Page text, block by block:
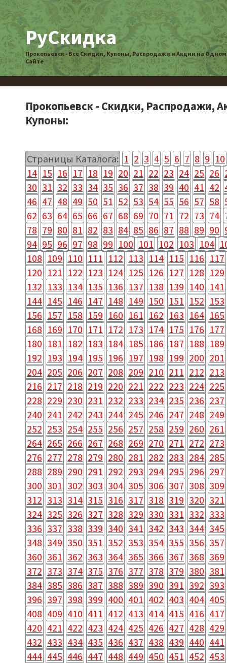
РуСкидка
Прокопьевск - Все Скидки, Купоны, Распродажи и Акции на Одном
Сайте
Прокопьевск - Скидки, Распродажи,
Купоны:
Страницы Каталога: 1 2 3 4 5 6 7 8 9 10
14 15 16 17 18 19 20 21 22 23 24 25 26
30 31 32 33 34 35 36 37 38 39 40 41 42
46 47 48 49 50 51 52 53 54 55 56 57 58
62 63 64 65 66 67 68 69 70 71 72 73 74
78 79 80 81 82 83 84 85 86 87 88 89 90
94 95 96 97 98 99 100 101 102 103 104
108 109 110 111 112 113 114 115 116 117
120 121 122 123 124 125 126 127 128 129
132 133 134 135 136 137 138 139 140 141
144 145 146 147 148 149 150 151 152 153
156 157 158 159 160 161 162 163 164 165
168 169 170 171 172 173 174 175 176 177
180 181 182 183 184 185 186 187 188 189
192 193 194 195 196 197 198 199 200 201
204 205 206 207 208 209 210 211 212 213
216 217 218 219 220 221 222 223 224 225
228 229 230 231 232 233 234 235 236 237
240 241 242 243 244 245 246 247 248 249
252 253 254 255 256 257 258 259 260 261
264 265 266 267 268 269 270 271 272 273
276 277 278 279 280 281 282 283 284 285
288 289 290 291 292 293 294 295 296 297
300 301 302 303 304 305 306 307 308 309
312 313 314 315 316 317 318 319 320 321
324 325 326 327 328 329 330 331 332 333
336 337 338 339 340 341 342 343 344 345
348 349 350 351 352 353 354 355 356 357
360 361 362 363 364 365 366 367 368 369
372 373 374 375 376 377 378 379 380 381
384 385 386 387 388 389 390 391 392 393
396 397 398 399 400 401 402 403 404 405
408 409 410 411 412 413 414 415 416 417
420 421 422 423 424 425 426 427 428 429
432 433 434 435 436 437 438 439 440 441
444 445 446 447 448 449 450 451 452 453